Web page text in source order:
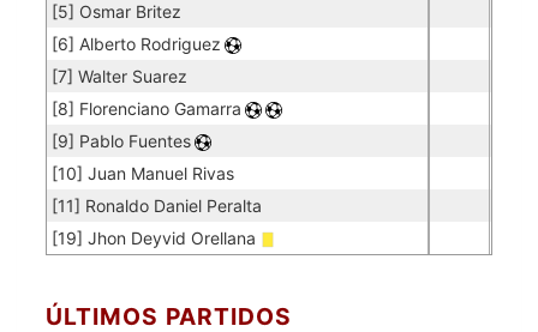
[5] Osmar Britez
[6] Alberto Rodriguez
[7] Walter Suarez
[8] Florenciano Gamarra
[9] Pablo Fuentes
[10] Juan Manuel Rivas
[11] Ronaldo Daniel Peralta
[19] Jhon Deyvid Orellana
ÚLTIMOS PARTIDOS